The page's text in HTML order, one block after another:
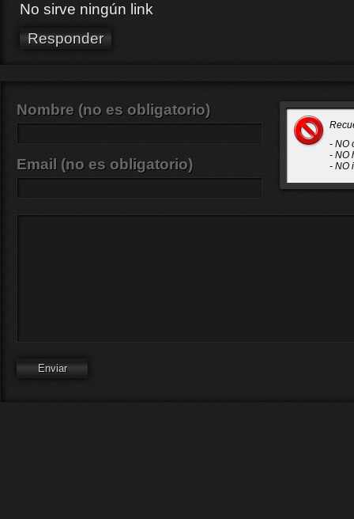
No sirve ningún link
Responder
- NO
- NO
- NO
Nombre (no es obligatorio)
Email (no es obligatorio)